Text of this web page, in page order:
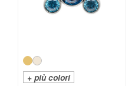
+ più colori